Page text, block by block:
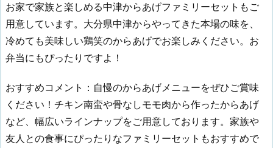
お家で家族と楽しめる中津からあげファミリーセットもご
用意しています。大分県中津からやってきた本場の味を、
冷めても美味しい鶏笑のからあげでお楽しみください。お
弁当にもぴったりですよ！
おすすめコメント：自慢のからあげメニューをぜひご賞味
ください！チキン南蛮や骨なしモモ肉から作ったからあげ
など、幅広いラインナップをご用意しております。家族や
友人との食事にぴったりなファミリーセットもおすすめで